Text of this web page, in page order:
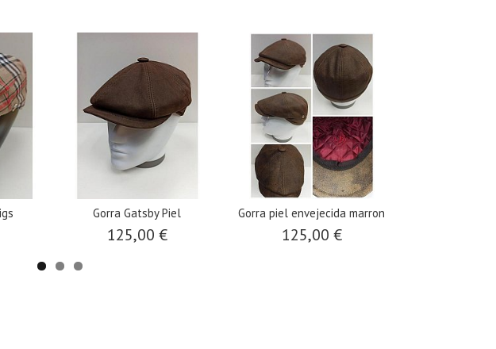
Gorra Gatsby Piel
125,00 €
Gorra piel envejecida marron
125,00 €